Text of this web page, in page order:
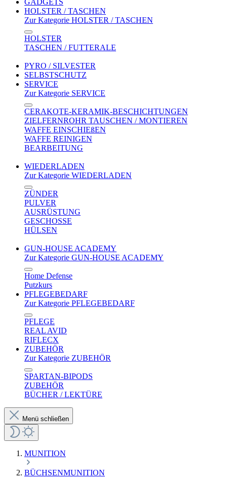
GADGETS
HOLSTER / TASCHEN
Zur Kategorie HOLSTER / TASCHEN
HOLSTER
TASCHEN / FUTTERALE
PYRO / SILVESTER
SELBSTSCHUTZ
SERVICE
Zur Kategorie SERVICE
CERAKOTE-KERAMIK-BESCHICHTUNGEN
ZIELFERNROHR TAUSCHEN / MONTIEREN
WAFFE EINSCHIEßEN
WAFFE REINIGEN
BEARBEITUNG
WIEDERLADEN
Zur Kategorie WIEDERLADEN
ZÜNDER
PULVER
AUSRÜSTUNG
GESCHOSSE
HÜLSEN
GUN-HOUSE ACADEMY
Zur Kategorie GUN-HOUSE ACADEMY
Home Defense
Putzkurs
PFLEGEBEDARF
Zur Kategorie PFLEGEBEDARF
PFLEGE
REAL AVID
RIFLECX
ZUBEHÖR
Zur Kategorie ZUBEHÖR
SPARTAN-BIPODS
ZUBEHÖR
BÜCHER / LEKTÜRE
Menü schließen
MUNITION
BÜCHSENMUNITION